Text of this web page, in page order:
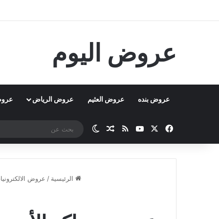
عروض اليوم
عروض بنده عروض العثيم عروض الرياض
فيسبوك ‫YouTubeملخص الموقع RSS
مقال عشوائي
الوضع المظلم
الرئيسية / عروض